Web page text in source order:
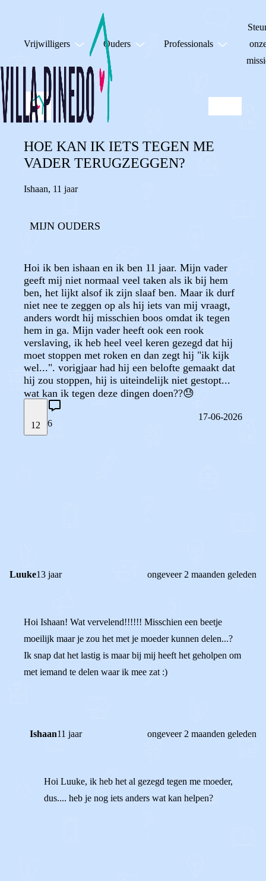
Vrijwilligers Ouders Professionals
HOE KAN IK IETS TEGEN ME
VADER TERUGZEGGEN?
Ishaan, 11 jaar
MIJN OUDERS
Hoi ik ben ishaan en ik ben 11 jaar. Mijn vader
geeft mij niet normaal veel taken als ik bij hem
ben, het lijkt alsof ik zijn slaaf ben. Maar ik durf
niet nee te zeggen op als hij iets van mij vraagt,
anders wordt hij misschien boos omdat ik tegen
hem in ga. Mijn vader heeft ook een rook
verslaving, ik heb heel veel keren gezegd dat hij
moet stoppen met roken en dan zegt hij "ik kijk
wel...". vorigjaar had hij een belofte gemaakt dat
hij zou stoppen, hij is uiteindelijk niet gestopt...
wat kan ik tegen deze dingen doen??😓
12 6
17-06-2026
Luuke13 jaar ongeveer 2 maanden geleden
Hoi Ishaan! Wat vervelend!!!!!! Misschien een beetje
moeilijk maar je zou het met je moeder kunnen delen...?
Ik snap dat het lastig is maar bij mij heeft het geholpen om
met iemand te delen waar ik mee zat :)
Ishaan11 jaar ongeveer 2 maanden geleden
Hoi Luuke, ik heb het al gezegd tegen me moeder,
dus.... heb je nog iets anders wat kan helpen?